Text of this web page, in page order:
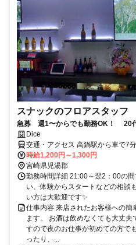
スナックのフロアスタッフ
急募 週1〜からでも勤務OK！ 20代
Dice
交通・アクセス 高鍋駅から車で7分
時給1,200円～1,300円
宮崎県児湯郡
勤務時間詳細 21:00～翌2：00の
い、体験からスタートなどの相談
い方は大歓迎です✨
仕事内容 来店されたお客様への簡
ます。 お酒は飲めなくても大丈
すので夜のお仕事が初めての方で
ったり、...